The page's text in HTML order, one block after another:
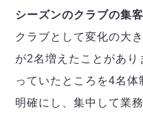
シーズンのクラブの集
クラブとして変化の大
が2名増えたことがあ
っていたところを4名
明確にし、集中して業